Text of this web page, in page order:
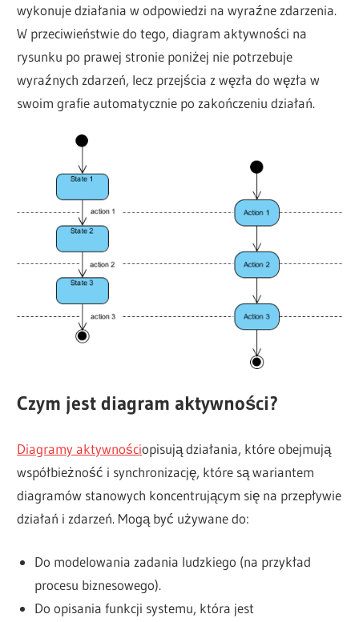
wykonuje działania w odpowiedzi na wyraźne zdarzenia.
W przeciwieństwie do tego, diagram aktywności na
rysunku po prawej stronie poniżej nie potrzebuje
wyraźnych zdarzeń, lecz przejścia z węzła do węzła w
swoim grafie automatycznie po zakończeniu działań.
Czym jest diagram aktywności?
Diagramy aktywnościopisują działania, które obejmują
współbieżność i synchronizację, które są wariantem
diagramów stanowych koncentrującym się na przepływie
działań i zdarzeń. Mogą być używane do:
Do modelowania zadania ludzkiego (na przykład
procesu biznesowego).
Do opisania funkcji systemu, która jest